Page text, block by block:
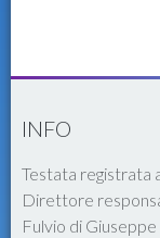
INFO
Testata registrata
Direttore
Fulvio di Giuseppe